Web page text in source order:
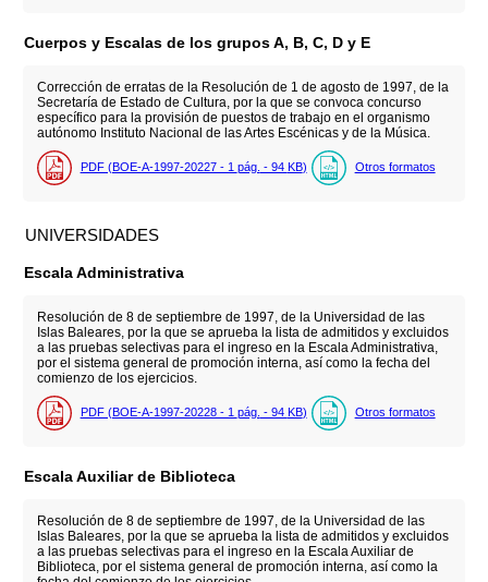
Cuerpos y Escalas de los grupos A, B, C, D y E
Corrección de erratas de la Resolución de 1 de agosto de 1997, de la
Secretaría de Estado de Cultura, por la que se convoca concurso
específico para la provisión de puestos de trabajo en el organismo
autónomo Instituto Nacional de las Artes Escénicas y de la Música.
PDF (BOE-A-1997-20227 - 1 pág. - 94 KB) Otros formatos
UNIVERSIDADES
Escala Administrativa
Resolución de 8 de septiembre de 1997, de la Universidad de las
Islas Baleares, por la que se aprueba la lista de admitidos y excluidos
a las pruebas selectivas para el ingreso en la Escala Administrativa,
por el sistema general de promoción interna, así como la fecha del
comienzo de los ejercicios.
PDF (BOE-A-1997-20228 - 1 pág. - 94 KB) Otros formatos
Escala Auxiliar de Biblioteca
Resolución de 8 de septiembre de 1997, de la Universidad de las
Islas Baleares, por la que se aprueba la lista de admitidos y excluidos
a las pruebas selectivas para el ingreso en la Escala Auxiliar de
Biblioteca, por el sistema general de promoción interna, así como la